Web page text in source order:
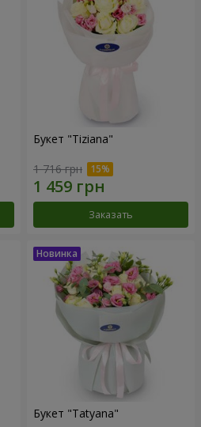
Букет "Tiziana"
1 716 грн
Заказать
Букет "Tatyana"